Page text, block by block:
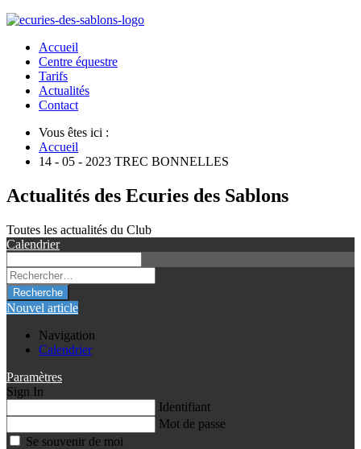
Accueil
Centre équestre
Tarifs
Actualités
Contact
Vous êtes ici :
Accueil
14 - 05 - 2023 TREC BONNELLES
Actualités des Ecuries des Sablons
Toutes les actualités du Club
Calendrier
Recherche
Nouvel article
Navigation
Calendrier
Paramètres
Sign In
Identifiant
Mot de passe
Se souvenir de moi